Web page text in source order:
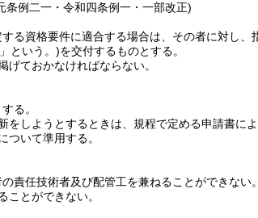
例二一・令和四条例一・一部改正)
する資格要件に適合する場合は、その者に対し、
という。)を交付するものとする。
ておかなければならない。
る。
をしようとするときは、規程で定める申請書に
ついて準用する。
責任技術者及び配管工を兼ねることができない。
ことができない。